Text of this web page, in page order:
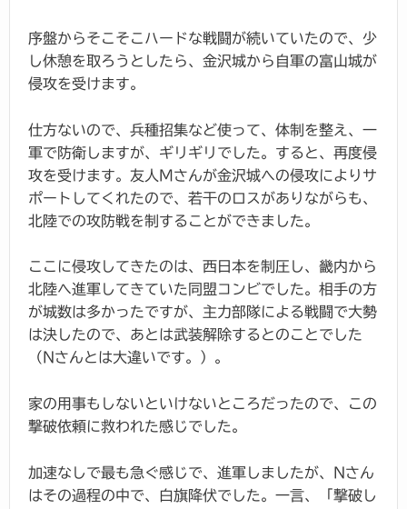
序盤からそこそこハードな戦闘が続いていたので、少
し休憩を取ろうとしたら、金沢城から自軍の富山城が
侵攻を受けます。
仕方ないので、兵種招集など使って、体制を整え、一
軍で防衛しますが、ギリギリでした。すると、再度侵
攻を受けます。友人Mさんが金沢城への侵攻によりサ
ポートしてくれたので、若干のロスがありながらも、
北陸での攻防戦を制することができました。
ここに侵攻してきたのは、西日本を制圧し、畿内から
北陸へ進軍してきていた同盟コンビでした。相手の方
が城数は多かったですが、主力部隊による戦闘で大勢
は決したので、あとは武装解除するとのことでした
（Nさんとは大違いです。）。
家の用事もしないといけないところだったので、この
撃破依頼に救われた感じでした。
加速なしで最も急ぐ感じで、進軍しましたが、Nさん
はその過程の中で、白旗降伏でした。一言、「撃破し